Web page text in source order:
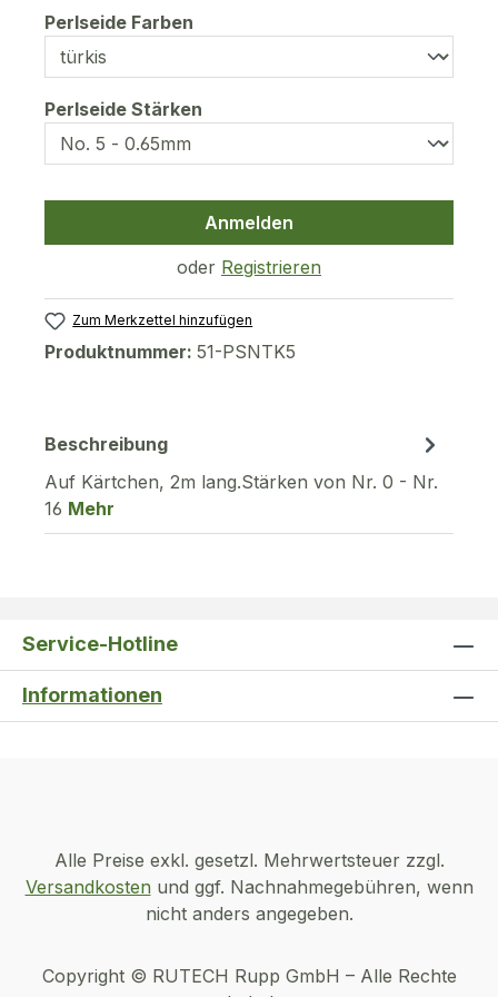
Perlseide Farben
Perlseide Stärken
Anmelden
oder Registrieren
Zum Merkzettel hinzufügen
Produktnummer: 51-PSNTK5
Beschreibung
Auf Kärtchen, 2m lang.Stärken von Nr. 0 - Nr.
16 Mehr
Service-Hotline
Informationen
Alle Preise exkl. gesetzl. Mehrwertsteuer zzgl.
Versandkosten und ggf. Nachnahmegebühren, wenn
nicht anders angegeben.
Copyright © RUTECH Rupp GmbH – Alle Rechte